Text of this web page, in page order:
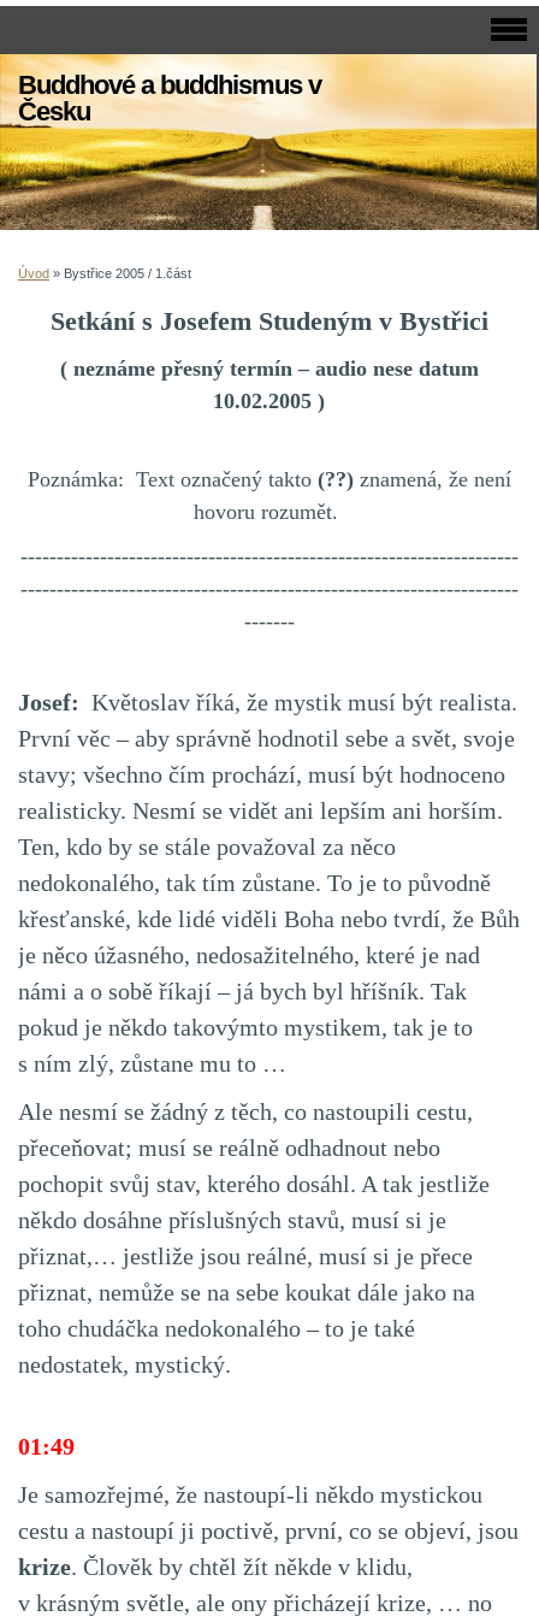
Buddhové a buddhismus v
Česku
Úvod » Bystřice 2005 / 1.část
Setkání s Josefem Studeným v Bystřici
( neznáme přesný termín – audio nese datum
10.02.2005 )
Poznámka: Text označený takto (??)znamená, že není
hovoru rozumět.
---------------------------------------------------------------------
---------------------------------------------------------------------
-------
Josef: Květoslav říká, že mystik musí být realista.
První věc – aby správně hodnotil sebe a svět, svoje
stavy; všechno čím prochází, musí být hodnoceno
realisticky. Nesmí se vidět ani lepším ani horším.
Ten, kdo by se stále považoval za něco
nedokonalého, tak tím zůstane. To je to původně
křesťanské, kde lidé viděli Boha nebo tvrdí, že Bůh
je něco úžasného, nedosažitelného, které je nad
námi a o sobě říkají – já bych byl hříšník. Tak
pokud je někdo takovýmto mystikem, tak je to
s ním zlý, zůstane mu to …
Ale nesmí se žádný z těch, co nastoupili cestu,
přeceňovat; musí se reálně odhadnout nebo
pochopit svůj stav, kterého dosáhl. A tak jestliže
někdo dosáhne příslušných stavů, musí si je
přiznat,… jestliže jsou reálné, musí si je přece
přiznat, nemůže se na sebe koukat dále jako na
toho chudáčka nedokonalého – to je také
nedostatek, mystický.
01:49
Je samozřejmé, že nastoupí-li někdo mystickou
cestu a nastoupí ji poctivě, první, co se objeví, jsou
krize. Člověk by chtěl žít někde v klidu,
v krásným světle, ale ony přicházejí krize, … no